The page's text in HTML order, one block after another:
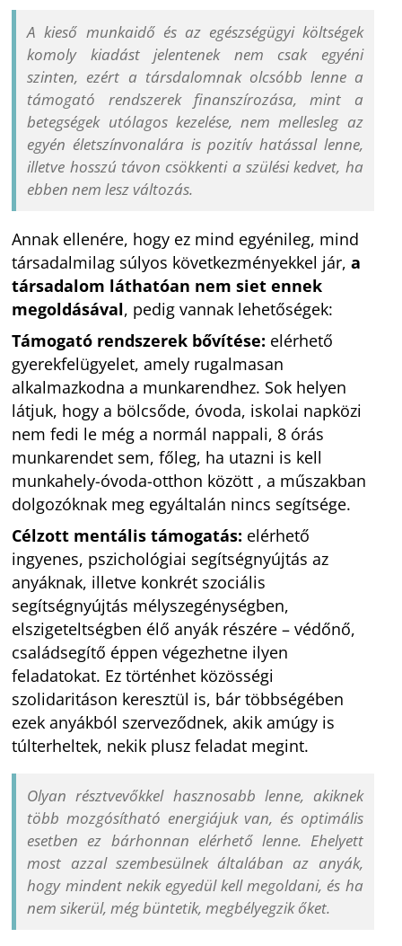
A kieső munkaidő és az egészségügyi költségek
komoly kiadást jelentenek nem csak egyéni
szinten, ezért a társdalomnak olcsóbb lenne a
támogató rendszerek finanszírozása, mint a
betegségek utólagos kezelése, nem mellesleg az
egyén életszínvonalára is pozitív hatással lenne,
illetve hosszú távon csökkenti a szülési kedvet, ha
ebben nem lesz változás.
Annak ellenére, hogy ez mind egyénileg, mind
társadalmilag súlyos következményekkel jár,a
társadalom láthatóan nem siet ennek
megoldásával, pedig vannak lehetőségek:
Támogató rendszerek bővítése: elérhető
gyerekfelügyelet, amely rugalmasan
alkalmazkodna a munkarendhez. Sok helyen
látjuk, hogy a bölcsőde, óvoda, iskolai napközi
nem fedi le még a normál nappali, 8 órás
munkarendet sem, főleg, ha utazni is kell
munkahely-óvoda-otthon között , a műszakban
dolgozóknak meg egyáltalán nincs segítsége.
Célzott mentális támogatás: elérhető
ingyenes, pszichológiai segítségnyújtás az
anyáknak, illetve konkrét szociális
segítségnyújtás mélyszegénységben,
elszigeteltségben élő anyák részére – védőnő,
családsegítő éppen végezhetne ilyen
feladatokat. Ez történhet közösségi
szolidaritáson keresztül is, bár többségében
ezek anyákból szerveződnek, akik amúgy is
túlterheltek, nekik plusz feladat megint.
Olyan résztvevőkkel hasznosabb lenne, akiknek
több mozgósítható energiájuk van, és optimális
esetben ez bárhonnan elérhető lenne. Ehelyett
most azzal szembesülnek általában az anyák,
hogy mindent nekik egyedül kell megoldani, és ha
nem sikerül, még büntetik, megbélyegzik őket.